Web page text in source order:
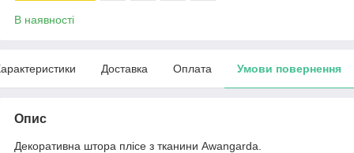
В наявності
Доставка Оплата Умови повернення
Опис
Декоративна штора плісе з тканини Awangarda.